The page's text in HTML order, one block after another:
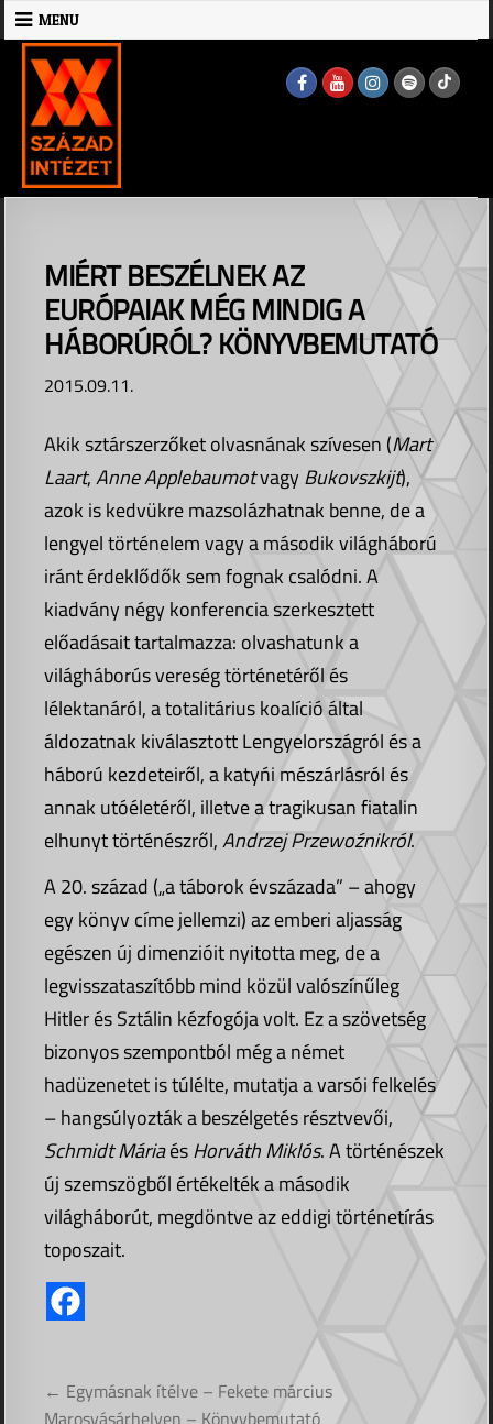
Skip
to
content
MENU
MIÉRT BESZÉLNEK AZ
EURÓPAIAK MÉG MINDIG A
HÁBORÚRÓL? KÖNYVBEMUTATÓ
2015.09.11.
Akik sztárszerzőket olvasnának szívesen (Mart
Laart,Anne ApplebaumotvagyBukovszkijt),
azok is kedvükre mazsolázhatnak benne, de a
lengyel történelem vagy a második világháború
iránt érdeklődők sem fognak csalódni. A
kiadvány négy konferencia szerkesztett
előadásait tartalmazza: olvashatunk a
világháborús vereség történetéről és
lélektanáról, a totalitárius koalíció által
áldozatnak kiválasztott Lengyelországról és a
háború kezdeteiről, a katyńi mészárlásról és
annak utóéletéről, illetve a tragikusan fiatalin
elhunyt történészről,Andrzej Przewoźnikról.
A 20. század („a táborok évszázada” – ahogy
egy könyv címe jellemzi) az emberi aljasság
egészen új dimenzióit nyitotta meg, de a
legvisszataszítóbb mind közül valószínűleg
Hitler és Sztálin kézfogója volt. Ez a szövetség
bizonyos szempontból még a német
hadüzenetet is túlélte, mutatja a varsói felkelés
– hangsúlyozták a beszélgetés résztvevői,
Schmidt MáriaésHorváth Miklós. A történészek
új szemszögből értékelték a második
világháborút, megdöntve az eddigi történetírás
toposzait.
Bejegyzés
← Egymásnak ítélve – Fekete március
Marosvásárhelyen – Könyvbemutató